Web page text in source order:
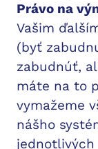
Právo na
Vašim
(byť
zabudnúť,
máte na to
vymažeme
nášho
jednotlivých